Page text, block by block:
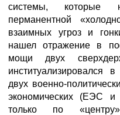
системы, которые
перманентной
взаимных угроз и
нашел отражение в
мощи двух
институализировался
двух военно-
экономических (ЕЭС
только по